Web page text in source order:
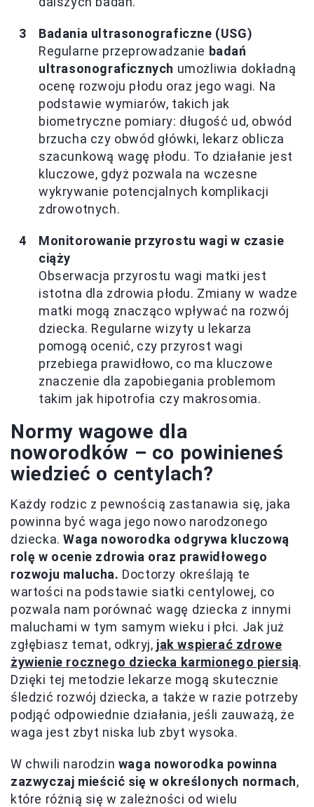
Badania ultrasonograficzne (USG)
Regularne przeprowadzanie badań
ultrasonograficznych umożliwia dokładną
ocenę rozwoju płodu oraz jego wagi. Na
podstawie wymiarów, takich jak
biometryczne pomiary: długość ud, obwód
brzucha czy obwód główki, lekarz oblicza
szacunkową wagę płodu. To działanie jest
kluczowe, gdyż pozwala na wczesne
wykrywanie potencjalnych komplikacji
zdrowotnych.
Monitorowanie przyrostu wagi w czasie
ciąży
Obserwacja przyrostu wagi matki jest
istotna dla zdrowia płodu. Zmiany w wadze
matki mogą znacząco wpływać na rozwój
dziecka. Regularne wizyty u lekarza
pomogą ocenić, czy przyrost wagi
przebiega prawidłowo, co ma kluczowe
znaczenie dla zapobiegania problemom
takim jak hipotrofia czy makrosomia.
Normy wagowe dla
noworodków – co powinieneś
wiedzieć o centylach?
Każdy rodzic z pewnością zastanawia się, jaka
powinna być waga jego nowo narodzonego
dziecka.Waga noworodka odgrywa kluczową
rolę w ocenie zdrowia oraz prawidłowego
rozwoju malucha. Doctorzy określają te
wartości na podstawie siatki centylowej, co
pozwala nam porównać wagę dziecka z innymi
maluchami w tym samym wieku i płci. Jak już
zgłębiasz temat, odkryj, jak wspierać zdrowe
żywienie rocznego dziecka karmionego piersią.
Dzięki tej metodzie lekarze mogą skutecznie
śledzić rozwój dziecka, a także w razie potrzeby
podjąć odpowiednie działania, jeśli zauważą, że
waga jest zbyt niska lub zbyt wysoka.
W chwili narodzin waga noworodka powinna
zazwyczaj mieścić się w określonych normach,
które różnią się w zależności od wielu